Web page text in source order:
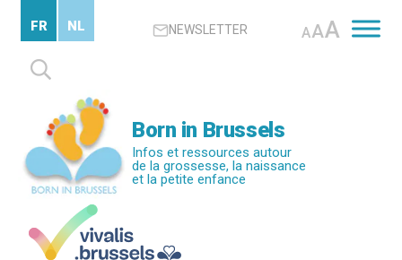
contenu
principal
NEWSLETTER AAA
Rechercher :
FR NL
Born in Brussels
Infos et ressources autour
de la grossesse, la naissance
et la petite enfance